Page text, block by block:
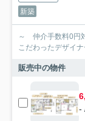
新築
～ 仲介手数料0円
こだわったデザイ
販売中の物件
-